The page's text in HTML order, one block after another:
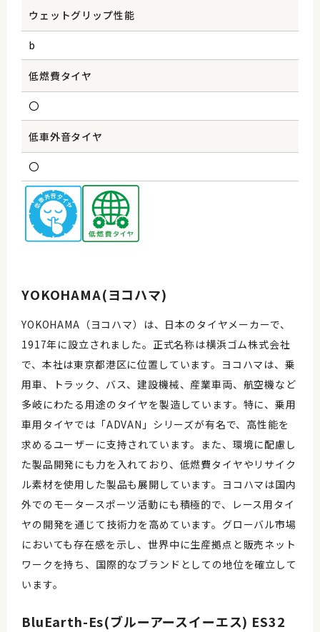
ウェットグリップ性能
b
低燃費タイヤ
〇
低車外音タイヤ
〇
YOKOHAMA(ヨコハマ)
YOKOHAMA（ヨコハマ）は、日本のタイヤメーカーで、
1917年に設立されました。正式名称は横浜ゴム株式会社
で、本社は東京都港区に位置しています。ヨコハマは、乗
用車、トラック、バス、建設機械、産業車両、航空機など
多岐にわたる用途のタイヤを製造しています。特に、乗用
車用タイヤでは「ADVAN」シリーズが有名で、高性能を
求めるユーザーに支持されています。また、環境に配慮し
た製品開発にも力を入れており、低燃費タイヤやリサイク
ル素材を使用した製品も展開しています。ヨコハマは国内
外でのモータースポーツ活動にも積極的で、レース用タイ
ヤの開発を通じて技術力を高めています。グローバル市場
においても存在感を示し、世界中に生産拠点と販売ネット
ワークを持ち、国際的なブランドとしての地位を確立して
います。
BluEarth-Es(ブルーアースイーエス) ES32